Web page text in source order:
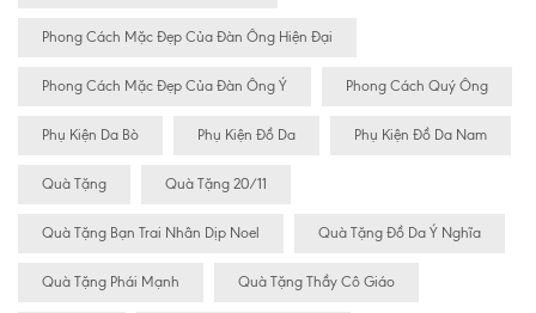
Phong Cách Mặc Đẹp Của Đàn Ông Hiện Đại
Phong Cách Mặc Đẹp Của Đàn Ông Ý Phong Cách Quý Ông
Phụ Kiện Da Bò Phụ Kiện Đồ Da Phụ Kiện Đồ Da Nam
Quà Tặng Quà Tặng 20/11
Quà Tặng Bạn Trai Nhân Dịp Noel Quà Tặng Đồ Da Ý Nghĩa
Quà Tặng Phái Mạnh Quà Tặng Thầy Cô Giáo